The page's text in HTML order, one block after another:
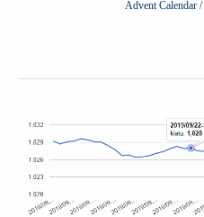
Advent Calendar /